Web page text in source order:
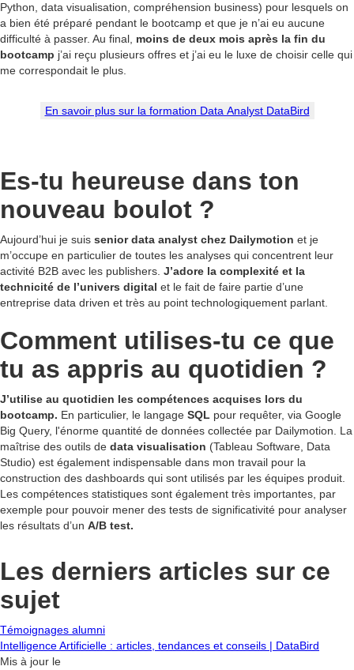
Python, data visualisation, compréhension business) pour lesquels on
a bien été préparé pendant le bootcamp et que je n’ai eu aucune
difficulté à passer. Au final, moins de deux mois après la fin du
bootcamp j’ai reçu plusieurs offres et j’ai eu le luxe de choisir celle qui
me correspondait le plus.
En savoir plus sur la formation Data Analyst DataBird
Es-tu heureuse dans ton
nouveau boulot ?
Aujourd’hui je suis senior data analyst chez Dailymotion et je
m’occupe en particulier de toutes les analyses qui concentrent leur
activité B2B avec les publishers. J’adore la complexité et la
technicité de l’univers digital et le fait de faire partie d’une
entreprise data driven et très au point technologiquement parlant.
Comment utilises-tu ce que
tu as appris au quotidien ?
J’utilise au quotidien les compétences acquises lors du
bootcamp. En particulier, le langage SQL pour requêter, via Google
Big Query, l'énorme quantité de données collectée par Dailymotion. La
maîtrise des outils de data visualisation (Tableau Software, Data
Studio) est également indispensable dans mon travail pour la
construction des dashboards qui sont utilisés par les équipes produit.
Les compétences statistiques sont également très importantes, par
exemple pour pouvoir mener des tests de significativité pour analyser
les résultats d’un A/B test.
Les derniers articles sur ce
sujet
Témoignages alumni
Intelligence Artificielle : articles, tendances et conseils | DataBird
Mis à jour le